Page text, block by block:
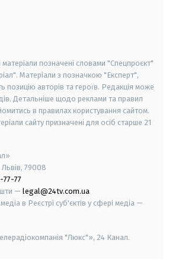
матеріали позначені словами "Спецпроєкт"
Матеріали з позначкою "Експерт",
позицію авторів та героїв. Редакція може
Детальніше щодо реклами та правил
в правилах користування сайтом.
сайту призначені для осіб старше 21
79008
77
— legal@24tv.com.ua
в Реєстрі суб'єктів у сфері медіа —
"Люкс"», 24 Канал.